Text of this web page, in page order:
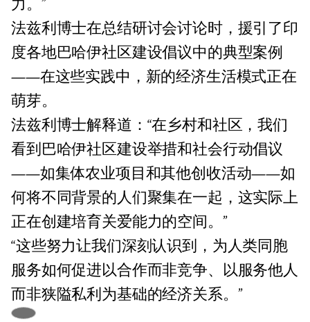
力。”
法兹利博士在总结研讨会讨论时，援引了印
度各地巴哈伊社区建设倡议中的典型案例
——在这些实践中，新的经济生活模式正在
萌芽。
法兹利博士解释道：“在乡村和社区，我们
看到巴哈伊社区建设举措和社会行动倡议
——如集体农业项目和其他创收活动——如
何将不同背景的人们聚集在一起，这实际上
正在创建培育关爱能力的空间。”
“这些努力让我们深刻认识到，为人类同胞
服务如何促进以合作而非竞争、以服务他人
而非狭隘私利为基础的经济关系。”